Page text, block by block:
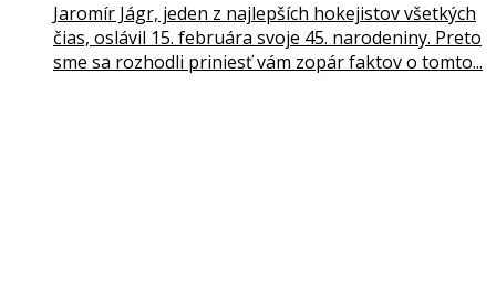
Jaromír Jágr, jeden z najlepších hokejistov všetkých
čias, oslávil 15. februára svoje 45. narodeniny. Preto
sme sa rozhodli priniesť vám zopár faktov o tomto...